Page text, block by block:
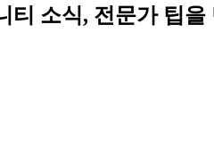
소식, 전문가 팁